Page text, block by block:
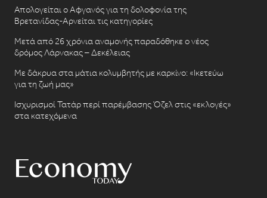
Απολογείται ο Αφγανός για τη δολοφονία της
Βρετανίδας-Αρνείται τις κατηγορίες
Μετά από 26 χρόνια αναμονής παραδόθηκε ο νέος
δρόμος Λάρνακας – Δεκέλειας
Με δάκρυα στα μάτια κολυμβητής με καρκίνο: «Ικετεύω
για τη ζωή μας»
Ισχυρισμοί Τατάρ περί παρέμβασης Όζελ στις «εκλογές»
στα κατεχόμενα